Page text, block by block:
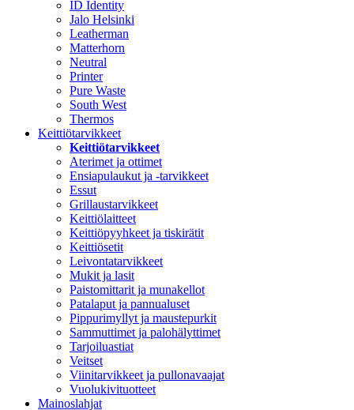
ID Identity
Jalo Helsinki
Leatherman
Matterhorn
Neutral
Printer
Pure Waste
South West
Thermos
Keittiötarvikkeet
Keittiötarvikkeet
Aterimet ja ottimet
Ensiapulaukut ja -tarvikkeet
Essut
Grillaustarvikkeet
Keittiölaitteet
Keittiöpyyhkeet ja tiskirätit
Keittiösetit
Leivontatarvikkeet
Mukit ja lasit
Paistomittarit ja munakellot
Patalaput ja pannualuset
Pippurimyllyt ja maustepurkit
Sammuttimet ja palohälyttimet
Tarjoiluastiat
Veitset
Viinitarvikkeet ja pullonavaajat
Vuolukivituotteet
Mainoslahjat